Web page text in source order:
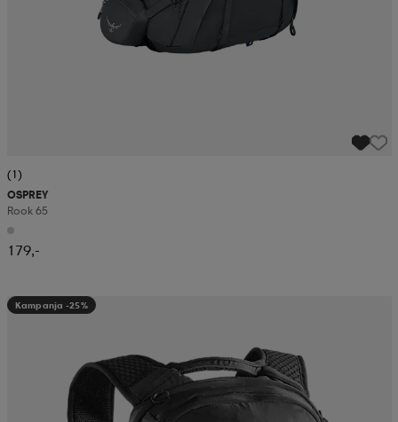
(1)
OSPREY
Rook 65
179,-
Kampanja -25%